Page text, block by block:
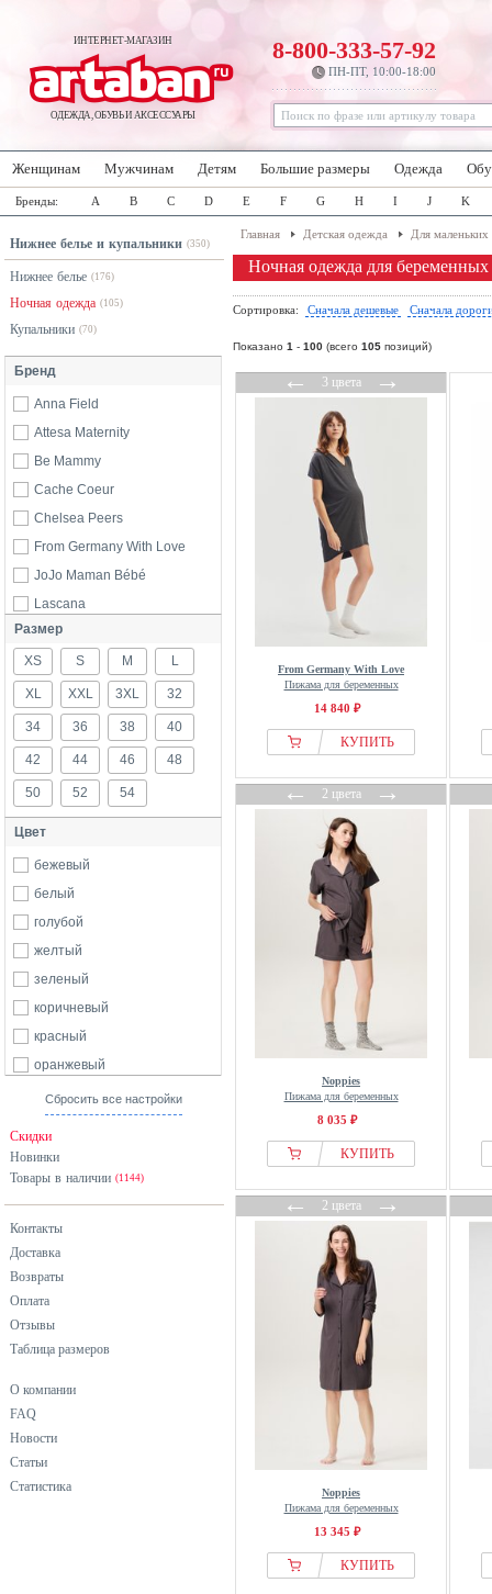
ИНТЕРНЕТ-МАГАЗИН
ОДЕЖДА, ОБУВЬ И АКСЕССУАРЫ
8-800-333-57-92
ПН-ПТ, 10:00-18:00
Женщинам Мужчинам Детям Большие размеры Одежда
Бренды: A B C D E F G H I J K
Нижнее белье и купальники (350)
Нижнее белье (176)
Ночная одежда (105)
Купальники (70)
Бренд
Anna Field
Attesa Maternity
Be Mammy
Cache Coeur
Chelsea Peers
From Germany With Love
JoJo Maman Bébé
Lascana
Lindex
M.M.C.
Mama.licious
Mija Culture
Next
Noppies
Seraphine
Размер
XS S M L
XL XXL 3XL 32
34 36 38 40
42 44 46 48
50 52 54
Цвет
бежевый
белый
голубой
желтый
зеленый
коричневый
красный
оранжевый
разноцветный
синий
фиолетовый
хаки
Сбросить все настройки
Скидки
Новинки
Товары в наличии (1144)
Контакты
Доставка
Возвраты
Оплата
Отзывы
Таблица размеров
О компании
FAQ
Новости
Статьи
Статистика
Главная Детская одежда Для маленьких
Ночная одежда для
Сортировка: Сначала дешевые Сначала
Показано 1 - 100 (всего 105 позиций)
←3 цвета→
From Germany With Love
Пижама для беременных
14 840 ₽
КУПИТЬ
←2 цвета→
Noppies
Пижама для беременных
8 035 ₽
КУПИТЬ
←2 цвета→
Noppies
Пижама для беременных
13 345 ₽
КУПИТЬ